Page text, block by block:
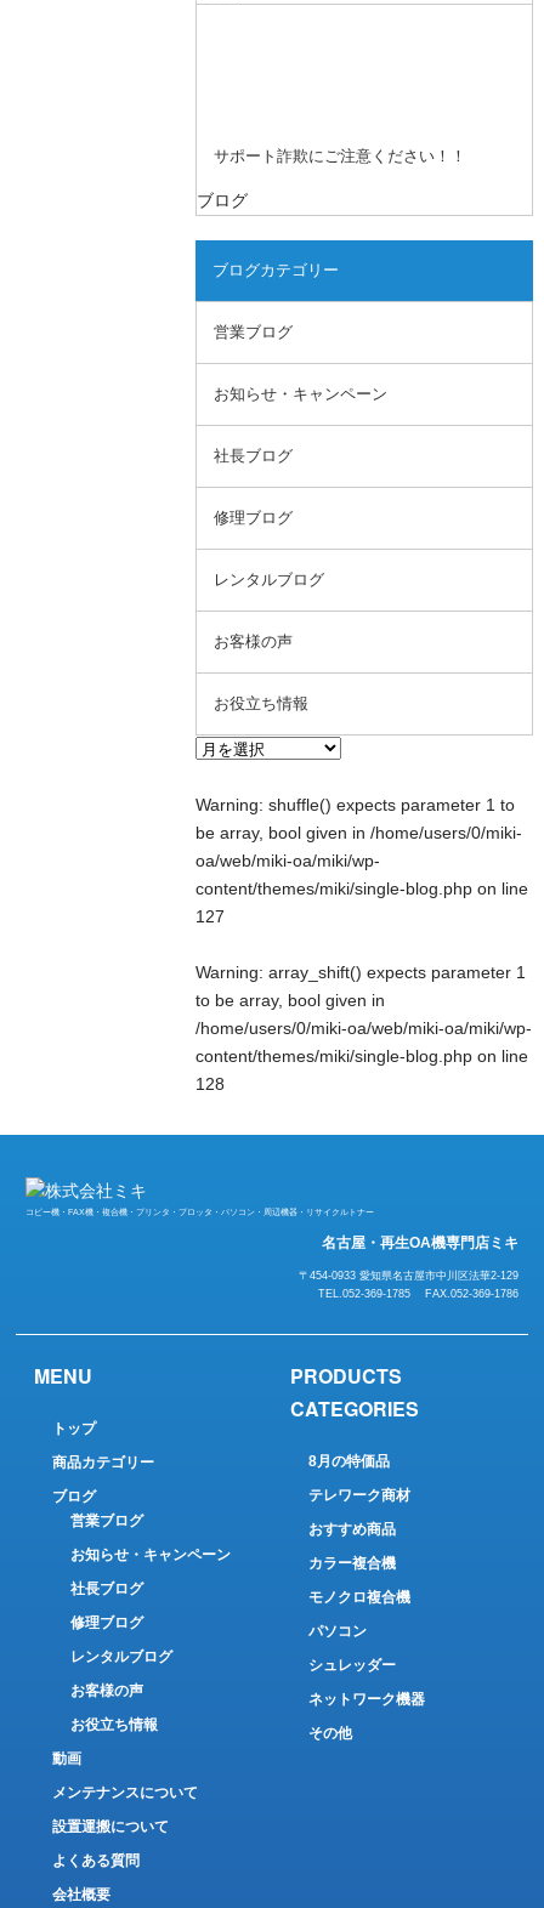
サポート詐欺にご注意ください！！
ブログ
ブログカテゴリー
営業ブログ
お知らせ・キャンペーン
社長ブログ
修理ブログ
レンタルブログ
お客様の声
お役立ち情報
Warning: shuffle() expects parameter 1 to
be array, bool given in/home/users/0/miki-
oa/web/miki-oa/miki/wp-
content/themes/miki/single-blog.php on line
127
Warning: array_shift() expects parameter 1
to be array, bool given in
/home/users/0/miki-oa/web/miki-oa/miki/wp-
content/themes/miki/single-blog.php on line
128
コピー機・FAX機・複合機・プリンタ・プロッタ・パソコン・周辺機器・リサイクルトナー
名古屋・再生OA機専門店ミキ
〒454-0933 愛知県名古屋市中川区法華2-129
TEL.052-369-1785 FAX.052-369-1786
MENU
トップ
商品カテゴリー
ブログ
営業ブログ
お知らせ・キャンペーン
社長ブログ
修理ブログ
レンタルブログ
お客様の声
お役立ち情報
動画
メンテナンスについて
設置運搬について
よくある質問
会社概要
PRODUCTS
CATEGORIES
8月の特価品
テレワーク商材
おすすめ商品
カラー複合機
モノクロ複合機
パソコン
シュレッダー
ネットワーク機器
その他